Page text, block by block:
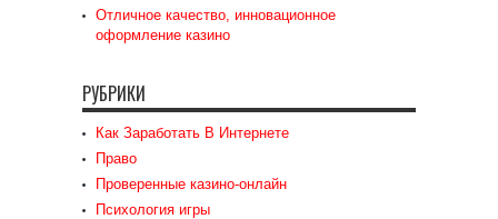
Отличное качество, инновационное
оформление казино
РУБРИКИ
Как Заработать В Интернете
Право
Проверенные казино-онлайн
Психология игры